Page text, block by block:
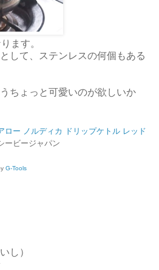
ます。
して、ステンレスの何個もある
ちょっと可愛いのが欲しいか
ロー ノルディカ ドリップケトル レッド
ービージャパン
G-Tools
し）